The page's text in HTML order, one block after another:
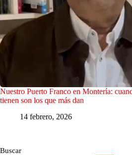
Nuestro Puerto Franco en Montería:
tienen son los que más dan
14 febrero, 2026
Buscar